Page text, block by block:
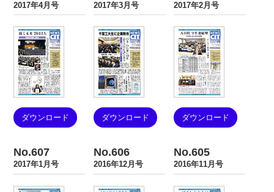
2017年4月号
ダウンロード
2017年3月号
ダウンロード
2017年2月号
ダウンロード
No.607
2017年1月号
No.606
2016年12月号
No.605
2016年11月号